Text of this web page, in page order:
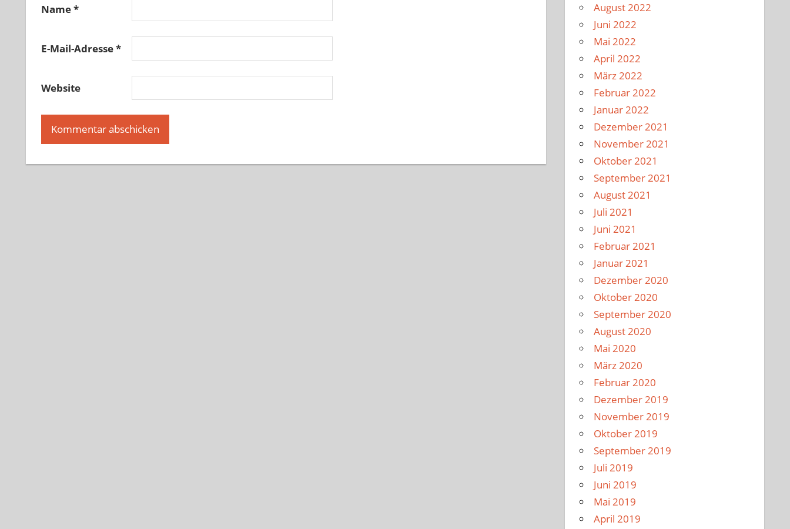
Name*
E-Mail-Adresse*
Website
August 2022
Juni 2022
Mai 2022
April 2022
März 2022
Februar 2022
Januar 2022
Dezember 2021
November 2021
Oktober 2021
September 2021
August 2021
Juli 2021
Juni 2021
Februar 2021
Januar 2021
Dezember 2020
Oktober 2020
September 2020
August 2020
Mai 2020
März 2020
Februar 2020
Dezember 2019
November 2019
Oktober 2019
September 2019
Juli 2019
Juni 2019
Mai 2019
April 2019